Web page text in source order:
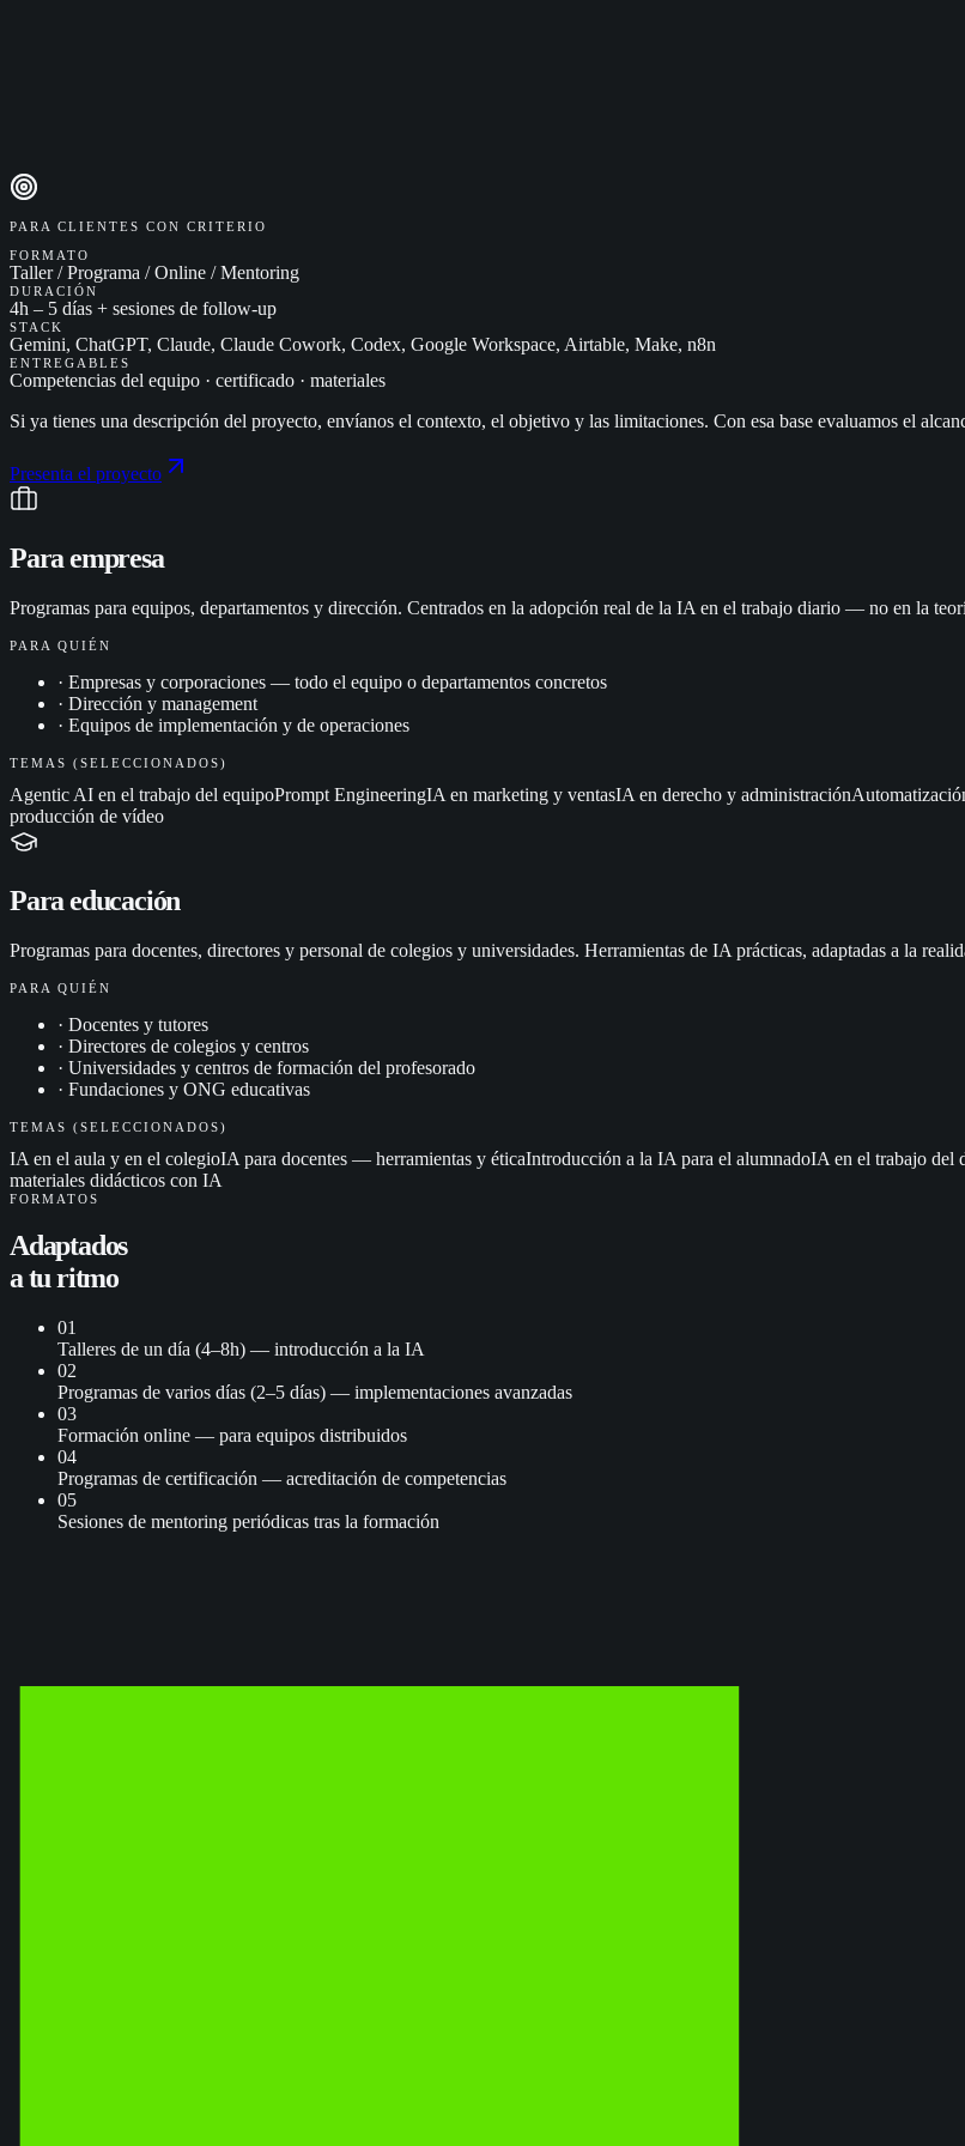
PARA CLIENTES CON CRITERIO
FORMATO
Taller / Programa / Online / Mentoring
DURACIÓN
4h – 5 días + sesiones de follow-up
STACK
Gemini, ChatGPT, Claude, Claude Cowork, Codex, Google Workspace, Airtable, Make, n8n
ENTREGABLES
Competencias del equipo · certificado · materiales
Si ya tienes una descripción del proyecto, envíanos el contexto, el objetivo y las limitaciones. Con esa base evaluamos el
Presenta el proyecto
Para empresa
Programas para equipos, departamentos y dirección. Centrados en la adopción real de la IA en el trabajo diario — no en la
PARA QUIÉN
· Empresas y corporaciones — todo el equipo o departamentos concretos
· Dirección y management
· Equipos de implementación y de operaciones
TEMAS (SELECCIONADOS)
Agentic AI en el trabajo del equipoPrompt EngineeringIA en marketing y ventasIA en derecho y administración
producción de vídeo
Para educación
Programas para docentes, directores y personal de colegios y universidades. Herramientas de IA prácticas, adaptadas a la
PARA QUIÉN
· Docentes y tutores
· Directores de colegios y centros
· Universidades y centros de formación del profesorado
· Fundaciones y ONG educativas
TEMAS (SELECCIONADOS)
IA en el aula y en el colegioIA para docentes — herramientas y éticaIntroducción a la IA para el alumnadoIA en el trabajo del
materiales didácticos con IA
FORMATOS
Adaptados
atu ritmo
01
Talleres de un día (4–8h) — introducción a la IA
02
Programas de varios días (2–5 días) — implementaciones avanzadas
03
Formación online — para equipos distribuidos
04
Programas de certificación — acreditación de competencias
05
Sesiones de mentoring periódicas tras la formación